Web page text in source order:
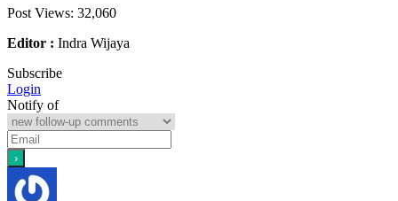
Post Views: 32,060
Editor : Indra Wijaya
Subscribe
Login
Notify of